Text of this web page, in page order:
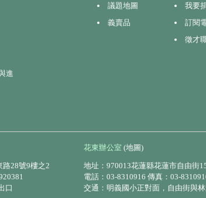
進
議題地圖
義賣品
我要
訂閱
徵才
路28號9樓之2
口
花東辦公室 (地圖)
地址：970013花蓮縣花蓮市自由街
電話：03-8310916 傳真：03-
交通：明義國小正對面，自由街與